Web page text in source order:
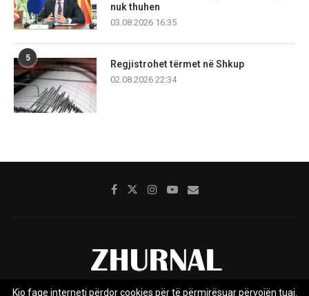
nuk thuhen
03.08.2026 16:35
5
Regjistrohet tërmet në Shkup
02.08.2026 22:34
Kjo faqe interneti përdor cookies për të përmirësuar përvojën tuaj.